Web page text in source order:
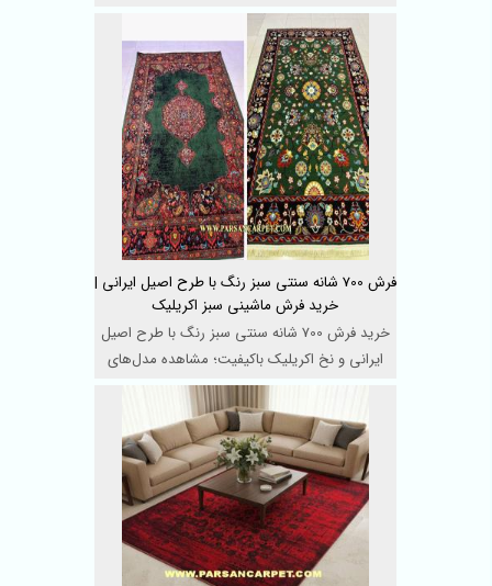
اقتصادی و طر ...
فرش 700 شانه سنتی سبز رنگ با طرح اصیل ایرانی |
خرید فرش ماشینی سبز اکریلیک
خرید فرش 700 شانه سنتی سبز رنگ با طرح اصیل
ایرانی و نخ اکریلیک باکیفیت؛ مشاهده مدل‌های
متنوع فر ...